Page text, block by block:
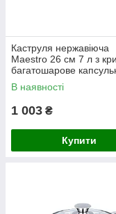
Каструля нержавіюча
Maestro 26 см 7 л з
багатошарове
MR-3508-26
В наявності
1 003 ₴
Купити